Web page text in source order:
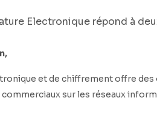
Electronique répond à
et de chiffrement offre
sur les réseaux